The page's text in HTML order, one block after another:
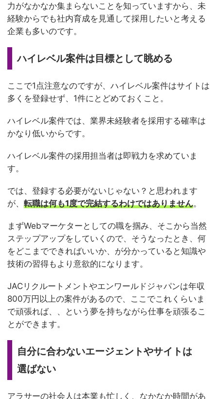
力がなかなか集まらないことを知っていますから、未
経験からでも社内育成を見通して採用したいと考える
企業も多いのです。
ハイレベル案件は目標として眺める
ここで1点注意なのですが、ハイレベル案件はサイトは
多くを登録せず、1件にとどめておくこと。
ハイレベル案件では、業界未経験者を採用する確率は
かなり低いからです。
ハイレベル案件の採用担当者は即戦力を求めていま
す。
では、登録する必要がないじゃない？と思われます
が、 転職は何も1度で完結するわけではありません。
まずWebマーケターとしての職を掴み、そこから当然
ステップアップをしていくので、そうなったとき、何
をどこまでできればいいか、が分かっていると知識や
技術の習得もより意欲的になります。
JACリクルートメントやエンワールドジャパンは年収
800万円以上の案件があるので、ここでこれくらいま
で頑張れば、、という夢を持ちながら仕事を頑張るこ
とができます。
自分に合わないエージェントやサイトは
選ばない
アラサーの社会人は本業も忙しく、なかなか時間があ